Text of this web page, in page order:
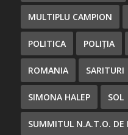
MULTIPLU CAMPION
POLITICA POLIȚIA
ROMANIA SARITURI
SIMONA HALEP SOL
SUMMITUL N.A.T.O. DE